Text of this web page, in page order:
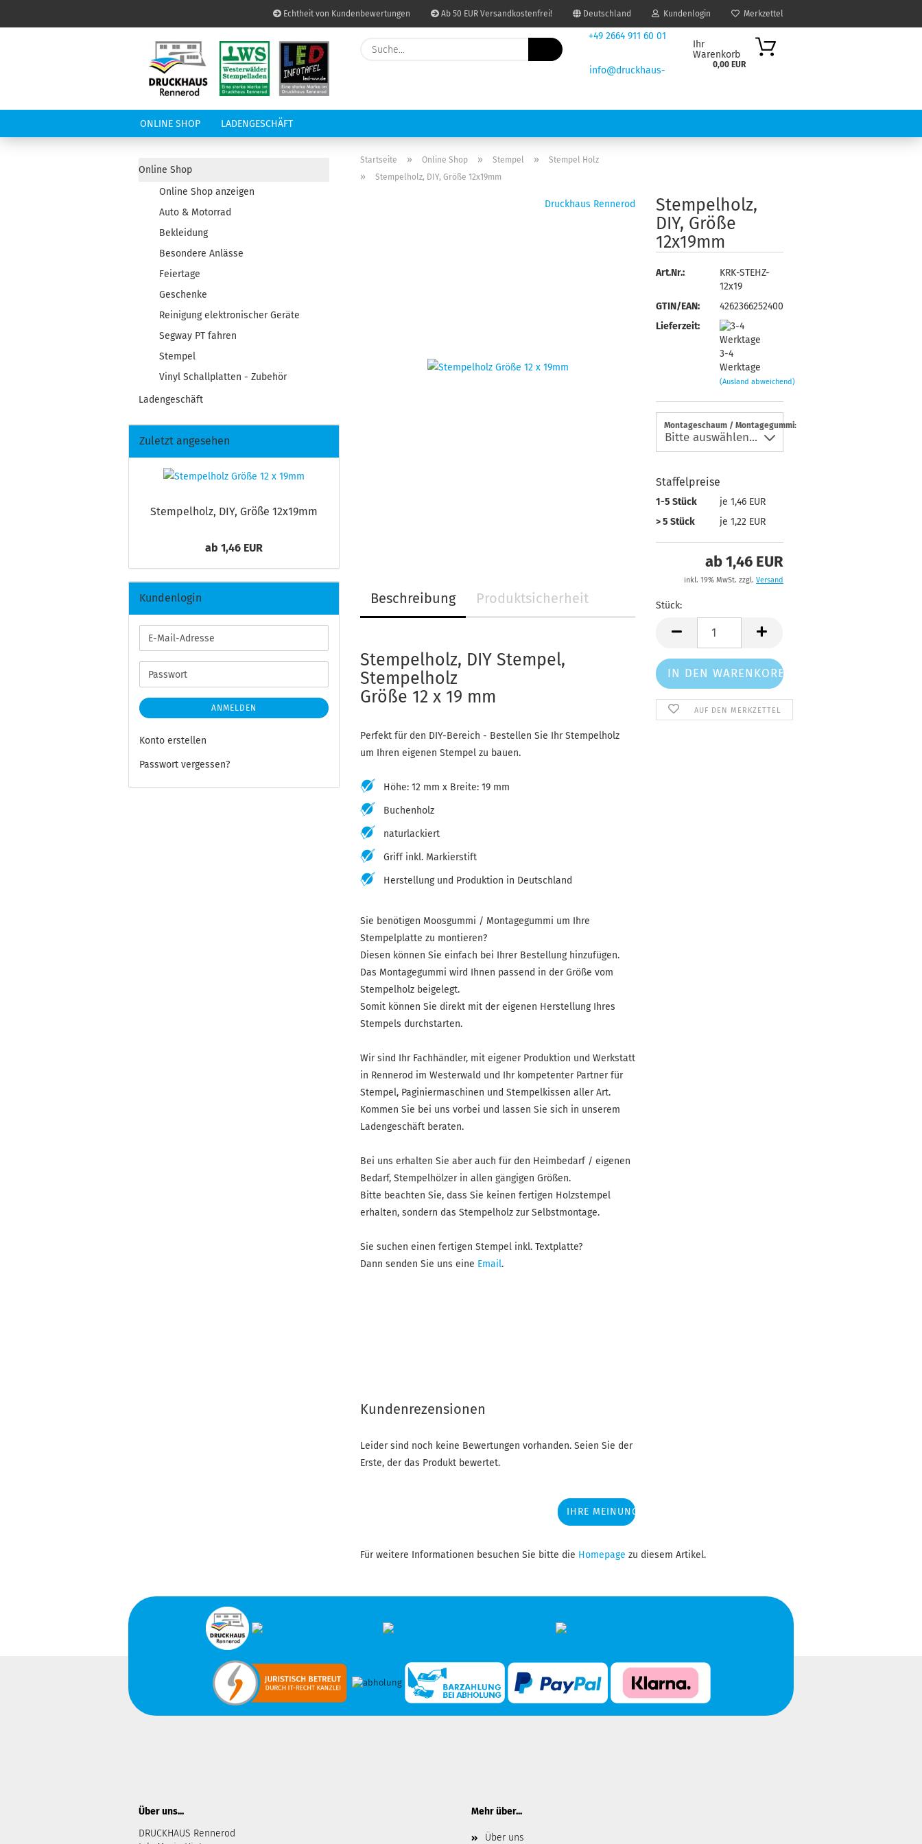
Echtheit von Kundenbewertungen Ab 50 EUR Versandkostenfrei! Deutschland Kundenlogin
Konto erstellen
Merkzettel
Suche...
+49 2664 911 60 01
info@druckhaus-
Ihr
Warenkorb
0,00 EUR
ONLINE SHOP LADENGESCHÄFT
Startseite » Online Shop » Stempel » Stempel Holz
» Stempelholz, DIY, Größe 12x19mm
Druckhaus Rennerod
Stem­pel­holz,
DIY, Größe
12x19mm
Art.Nr.:
KRK-STEHZ-
12x19
GTIN/EAN:
4262366252400
Lieferzeit:
3-4
Werktage
(Ausland abweichend)
Montageschaum / Montagegummi:
Staffelpreise
1-5 Stück
je 1,46 EUR
> 5 Stück
je 1,22 EUR
ab 1,46 EUR
inkl. 19% MwSt. zzgl. Versand
Stück:
Stück
AUF DEN MERKZETTEL
Beschreibung Produktsicherheit
Stempelholz, DIY Stempel,
Stempelholz
Größe 12 x 19 mm
Perfekt für den DIY-Bereich - Bestellen Sie Ihr Stempelholz
um Ihren eigenen Stempel zu bauen.
Höhe: 12 mm x Breite: 19 mm
Buchenholz
naturlackiert
Griff inkl. Markierstift
Herstellung und Produktion in Deutschland
Sie benötigen Moosgummi / Montagegummi um Ihre
Stempelplatte zu montieren?
Diesen können Sie einfach bei Ihrer Bestellung hinzufügen.
Das Montagegummi wird Ihnen passend in der Größe vom
Stempelholz beigelegt.
Somit können Sie direkt mit der eigenen Herstellung Ihres
Stempels durchstarten.
Wir sind Ihr Fachhändler, mit eigener Produktion und Werkstatt
in Rennerod im Westerwald und Ihr kompetenter Partner für
Stempel, Paginiermaschinen und Stempelkissen aller Art.
Kommen Sie bei uns vorbei und lassen Sie sich in unserem
Ladengeschäft beraten.
Bei uns erhalten Sie aber auch für den Heimbedarf / eigenen
Bedarf, Stempelhölzer in allen gängigen Größen.
Bitte beachten Sie, dass Sie keinen fertigen Holzstempel
erhalten, sondern das Stempelholz zur Selbstmontage.
Sie suchen einen fertigen Stempel inkl. Textplatte?
Dann senden Sie uns eine Email.
Kundenrezensionen
Leider sind noch keine Bewertungen vorhanden. Seien Sie der
Erste, der das Produkt bewertet.
IHRE MEINUNG
Für weitere Informationen besuchen Sie bitte die Homepage zu diesem Artikel.
Online Shop
Online Shop anzeigen
Auto & Motorrad
Bekleidung
Besondere Anlässe
Feiertage
Geschenke
Reinigung elektronischer Geräte
Segway PT fahren
Stempel
Vinyl Schallplatten - Zubehör
Ladengeschäft
Zuletzt angesehen
Stem­pel­holz, DIY, Größe 12x19mm
ab 1,46 EUR
Kundenlogin
E-
Mail-
Adresse
Passwort
ANMELDEN
Konto erstellen
Passwort vergessen?
Über uns...
DRUCKHAUS Rennerod
Mehr über...
Über uns